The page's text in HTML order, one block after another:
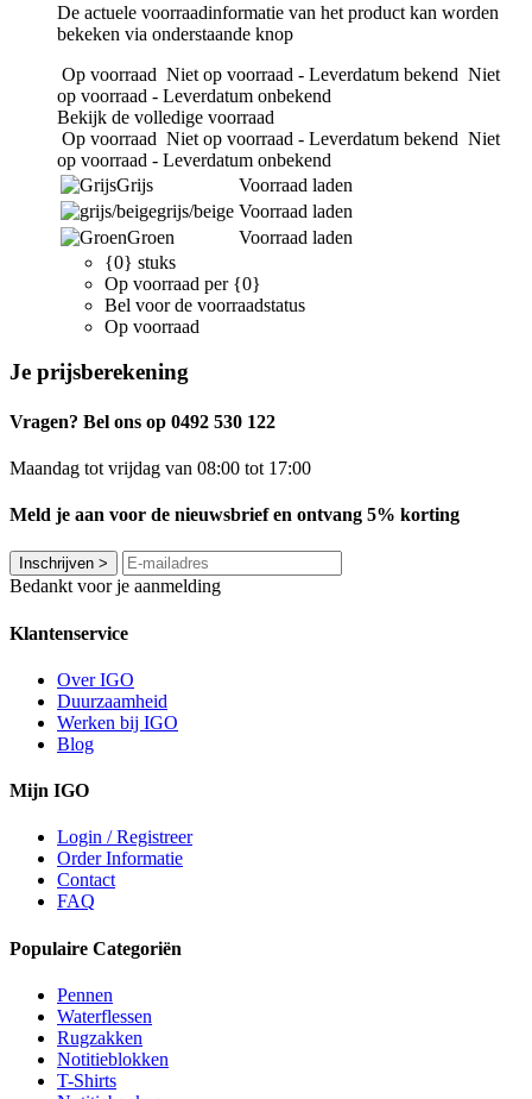
De actuele voorraadinformatie van het product kan worden
bekeken via onderstaande knop
Op voorraad Niet op voorraad - Leverdatum bekend Niet
op voorraad - Leverdatum onbekend
Bekijk de volledige voorraad
Op voorraad Niet op voorraad - Leverdatum bekend Niet
op voorraad - Leverdatum onbekend
Grijs
Voorraad laden
grijs/beige Voorraad laden
Groen
Voorraad laden
{0} stuks
Op voorraad per {0}
Bel voor de voorraadstatus
Op voorraad
Je prijsberekening
Vragen? Bel ons op 0492 530 122
Maandag tot vrijdag van 08:00 tot 17:00
Meld je aan voor de nieuwsbrief en ontvang 5% korting
Inschrijven >
Bedankt voor je aanmelding
Klantenservice
Over IGO
Duurzaamheid
Werken bij IGO
Blog
Mijn IGO
Login / Registreer
Order Informatie
Contact
FAQ
Populaire Categoriën
Pennen
Waterflessen
Rugzakken
Notitieblokken
T-Shirts